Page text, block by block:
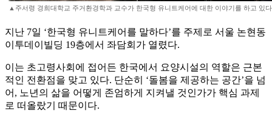
▲주서령 경희대학교 주거환경학과 교수가 한국형 유니트케어에 대한 이야기를 하고 있
지난 7일 ‘한국형 유니트케어를 말하다’를 주제로 서울 논현동
이투데이빌딩 19층에서 좌담회가 열렸다.
이는 초고령사회에 접어든 한국에서 요양시설의 역할은 근본
적인 전환점을 맞고 있다. 단순히 ‘돌봄을 제공하는 공간’을 넘
어, 노년의 삶을 어떻게 존엄하게 지켜낼 것인가가 핵심 과제
로 떠올랐기 때문이다.